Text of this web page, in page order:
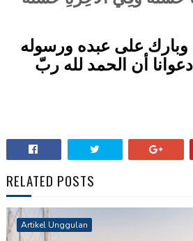
على عبده ورسوله
أن الحمد لله ربّ
RELATED POSTS
Artikel Unggulan